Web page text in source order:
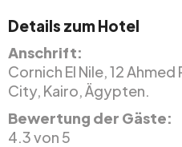
Details zum Hotel
Anschrift:
Cornich El Nile, 12
City, Kairo, Ägypten.
Bewertung der Gäste:
4.3 von 5